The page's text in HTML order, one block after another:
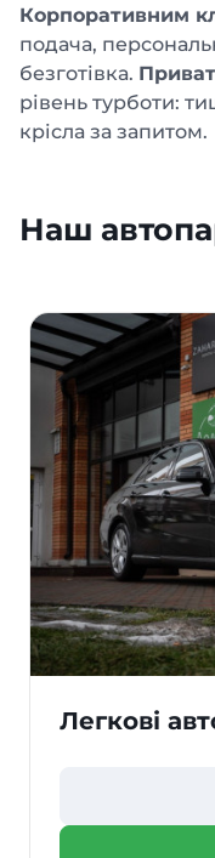
Корпоративним
подача,
безготівка.
рівень турботи:
крісла за запитом.
Наш
Легкові